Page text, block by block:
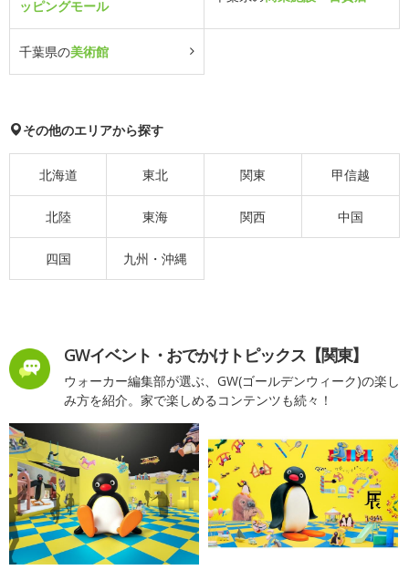
ッピングモール
千葉県の美術館
その他のエリアから探す
北海道 東北 関東 甲信越
北陸 東海 関西 中国
四国 九州・沖縄
GWイベント・おでかけトピックス【関東】
ウォーカー編集部が選ぶ、GW(ゴールデンウィーク)の楽し
み方を紹介。家で楽しめるコンテンツも続々！